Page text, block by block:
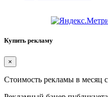
Купить рекламу
×
Стоимость рекламы в месяц